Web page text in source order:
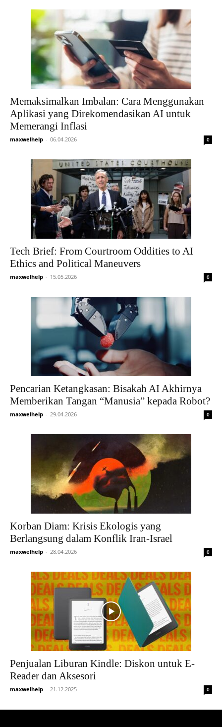
Memaksimalkan Imbalan: Cara Menggunakan
Aplikasi yang Direkomendasikan AI untuk
Memerangi Inflasi
maxwelhelp - 06.04.2026 0
Tech Brief: From Courtroom Oddities to AI
Ethics and Political Maneuvers
maxwelhelp - 15.05.2026 0
Pencarian Ketangkasan: Bisakah AI Akhirnya
Memberikan Tangan “Manusia” kepada Robot?
maxwelhelp - 29.04.2026 0
Korban Diam: Krisis Ekologis yang
Berlangsung dalam Konflik Iran-Israel
maxwelhelp - 28.04.2026 0
Penjualan Liburan Kindle: Diskon untuk E-
Reader dan Aksesori
maxwelhelp - 21.12.2025 0